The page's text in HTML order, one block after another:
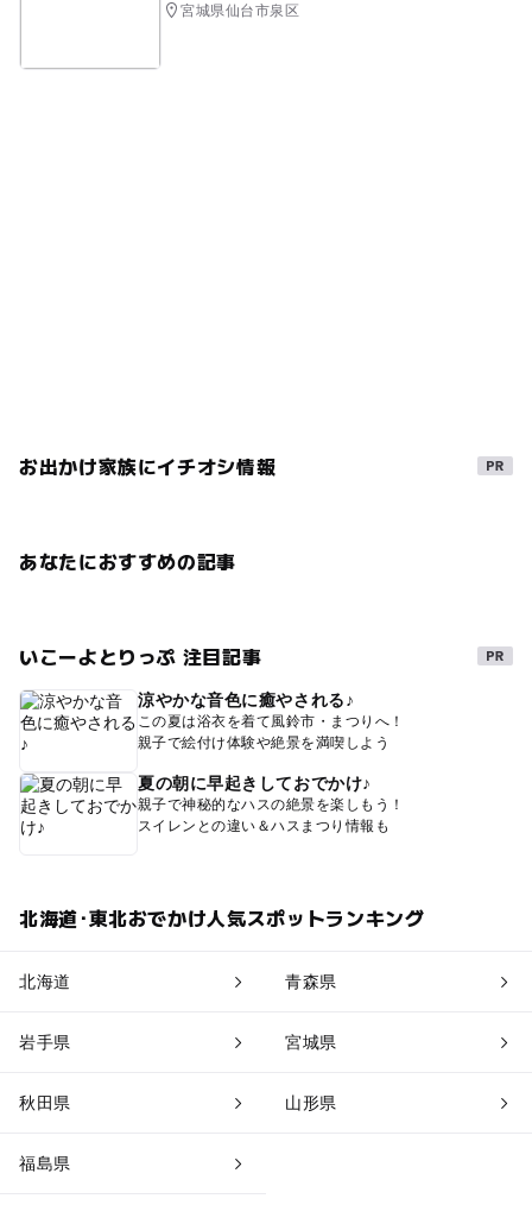
宮城県仙台市泉区
お出かけ家族にイチオシ情報
あなたにおすすめの記事
いこーよとりっぷ 注目記事
涼やかな音色に癒やされる♪
この夏は浴衣を着て風鈴市・まつりへ！
親子で絵付け体験や絶景を満喫しよう
夏の朝に早起きしておでかけ♪
親子で神秘的なハスの絶景を楽しもう！
スイレンとの違い＆ハスまつり情報も
北海道･東北おでかけ人気スポットランキング
北海道 青森県
岩手県 宮城県
秋田県 山形県
福島県